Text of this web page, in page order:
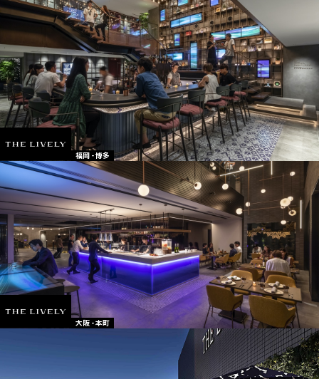
福岡 - 博多
大阪 - 本町